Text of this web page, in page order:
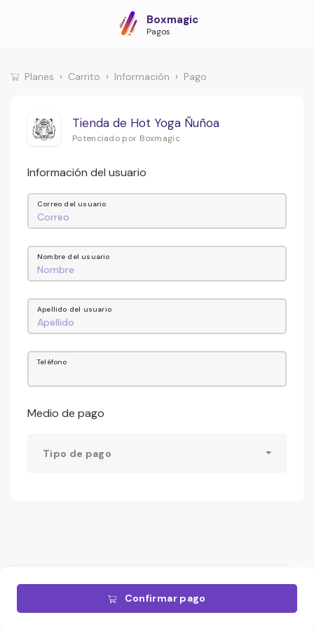
Boxmagic
Pagos
Planes Carrito Información Pago
Tienda de Hot Yoga Ñuñoa
Potenciado por Boxmagic
Información del usuario
Correo del usuario
Nombre del usuario
Apellido del usuario
Teléfono
Medio de pago
Tipo de pago
Confirmar pago